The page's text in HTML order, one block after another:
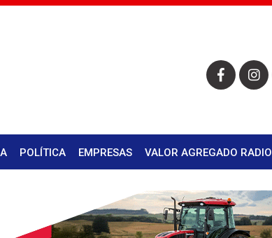
POLÍTICA EMPRESAS VALOR AGREGADO RADIO